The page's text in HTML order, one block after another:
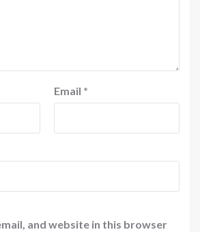
Email *
and website in this browser